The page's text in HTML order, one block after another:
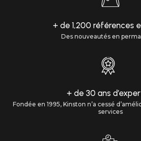
+ de 1,200 références
Des nouveautés en
+ de 30 ans
Fondée en 1995, Kinston n’a cessé
services